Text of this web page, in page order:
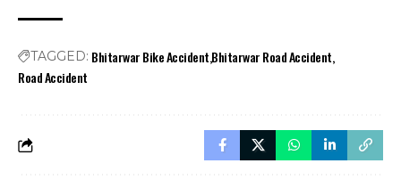
TAGGED: Bhitarwar Bike AccidentBhitarwar Road Accident
Road Accident